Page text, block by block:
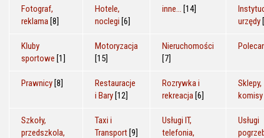
Fotograf,
reklama [8]
Hotele,
noclegi [6]
inne... [14]
urzędy
Kluby
sportowe [1]
Motoryzacja
[15]
Nieruchomości
[7]
Prawnicy [8]
Restauracje
i Bary [12]
Rozrywka i
rekreacja [6]
Sklepy,
komisy
Szkoły,
przedszkola,
Taxi i
Transport [9]
Usługi IT,
telefonia,
Usługi